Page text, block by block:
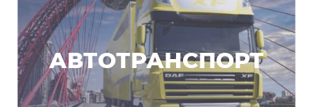
АВТОТРАНСПОРТ